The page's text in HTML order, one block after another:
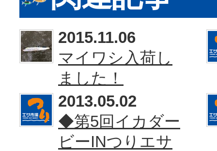
2015.11.06
マイワシ入荷し
ました！
2013.05.02
◆第5回イカダー
ビーINつりエサ